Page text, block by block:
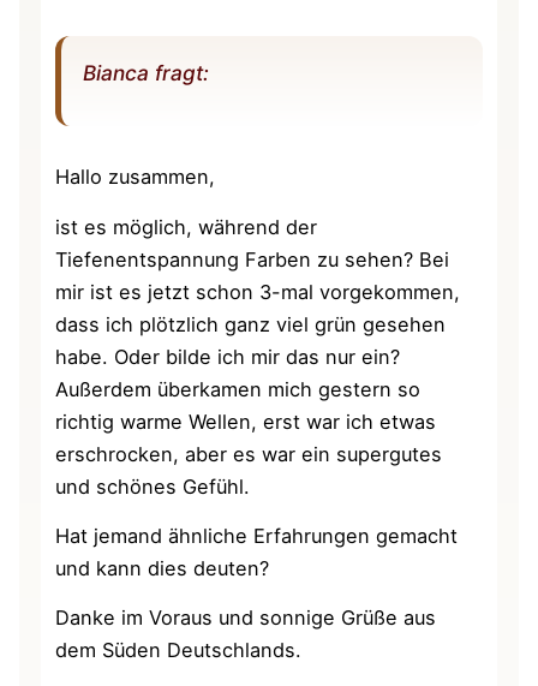
Bianca fragt:
Hallo zusammen,
ist es möglich, während der
Tiefenentspannung Farben zu sehen? Bei
mir ist es jetzt schon 3-mal vorgekommen,
dass ich plötzlich ganz viel grün gesehen
habe. Oder bilde ich mir das nur ein?
Außerdem überkamen mich gestern so
richtig warme Wellen, erst war ich etwas
erschrocken, aber es war ein supergutes
und schönes Gefühl.
Hat jemand ähnliche Erfahrungen gemacht
und kann dies deuten?
Danke im Voraus und sonnige Grüße aus
dem Süden Deutschlands.